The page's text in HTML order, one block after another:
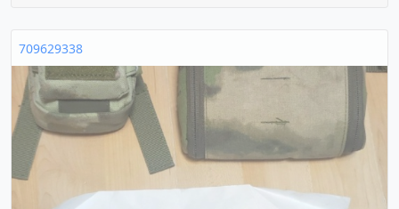
709629338